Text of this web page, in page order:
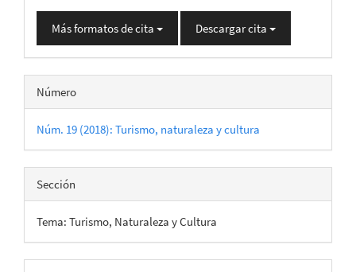
Más formatos de cita Descargar cita
Número
Núm. 19 (2018): Turismo, naturaleza y cultura
Sección
Tema: Turismo, Naturaleza y Cultura